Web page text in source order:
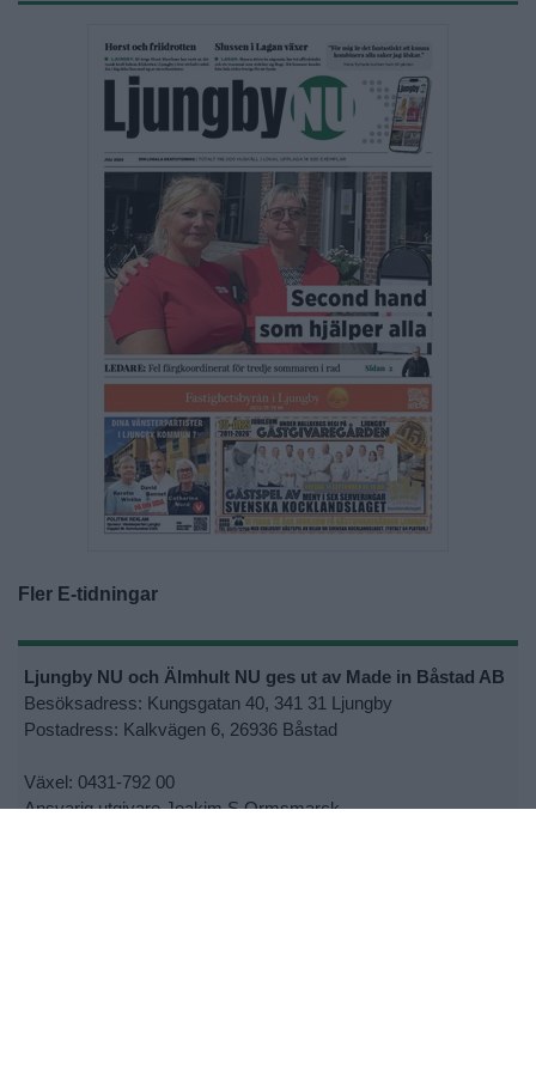
Fler E-tidningar
Ljungby NU och Älmhult NU ges ut av Made in Båstad AB
Besöksadress: Kungsgatan 40, 341 31 Ljungby
Postadress: Kalkvägen 6, 26936 Båstad
Växel: 0431-792 00
Ansvarig utgivare Joakim S Ormsmarck